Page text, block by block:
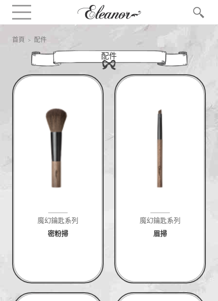
首頁 > 配件
配件
魔幻鑰匙系列
密粉掃
魔幻鑰匙系列
眉掃